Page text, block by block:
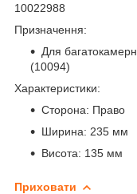
10022988
Призначення:
Для
(10094)
Характеристики:
Сторона: Право
Ширина: 235 мм
Висота: 135 мм
Приховати